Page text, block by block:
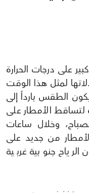
على درجات الحرارة
لمثل هذا الوقت
ويكون الطقس بارداً إلى
لتساقط الأمطار على
وخلال ساعات
الأمطار من جديد على
جنوبية غربية